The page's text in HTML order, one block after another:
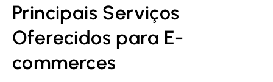
Principais Serviços
Oferecidos para E-
commerces